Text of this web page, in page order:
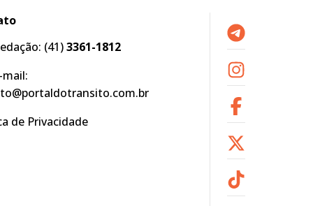
(41)3361-1812
de Privacidade